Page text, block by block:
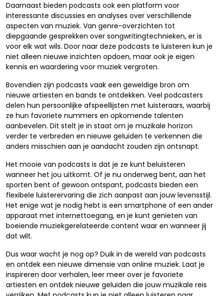
Daarnaast bieden podcasts ook een platform voor
interessante discussies en analyses over verschillende
aspecten van muziek. Van genre-overzichten tot
diepgaande gesprekken over songwritingtechnieken, er is
voor elk wat wils. Door naar deze podcasts te luisteren kun je
niet alleen nieuwe inzichten opdoen, maar ook je eigen
kennis en waardering voor muziek vergroten.
Bovendien zijn podcasts vaak een geweldige bron om
nieuwe artiesten en bands te ontdekken. Veel podcasters
delen hun persoonlijke afspeellijsten met luisteraars, waarbij
ze hun favoriete nummers en opkomende talenten
aanbevelen. Dit stelt je in staat om je muzikale horizon
verder te verbreden en nieuwe geluiden te verkennen die
anders misschien aan je aandacht zouden zijn ontsnapt.
Het mooie van podcasts is dat je ze kunt beluisteren
wanneer het jou uitkomt. Of je nu onderweg bent, aan het
sporten bent of gewoon ontspant, podcasts bieden een
flexibele luisterervaring die zich aanpast aan jouw levensstijl.
Het enige wat je nodig hebt is een smartphone of een ander
apparaat met internettoegang, en je kunt genieten van
boeiende muziekgerelateerde content waar en wanneer jij
dat wilt.
Dus waar wacht je nog op? Duik in de wereld van podcasts
en ontdek een nieuwe dimensie van online muziek. Laat je
inspireren door verhalen, leer meer over je favoriete
artiesten en ontdek nieuwe geluiden die jouw muzikale reis